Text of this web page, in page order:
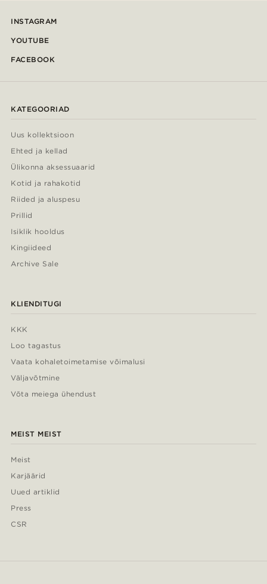
INSTAGRAM
YOUTUBE
FACEBOOK
KATEGOORIAD
Uus kollektsioon
Ehted ja kellad
Ülikonna aksessuaarid
Kotid ja rahakotid
Riided ja aluspesu
Prillid
Isiklik hooldus
Kingiideed
Archive Sale
KLIENDITUGI
KKK
Loo tagastus
Vaata kohaletoimetamise võimalusi
Väljavõtmine
Võta meiega ühendust
MEIST MEIST
Meist
Karjäärid
Uued artiklid
Press
CSR